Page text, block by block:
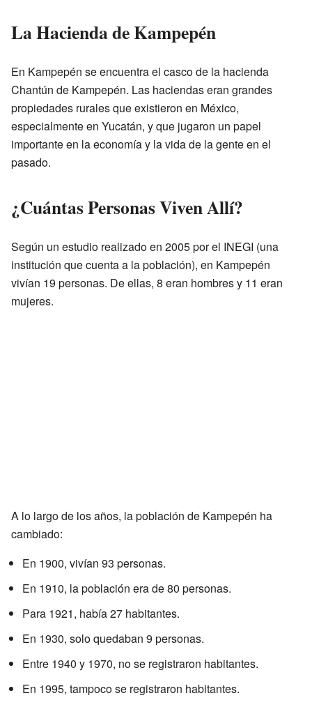
La Hacienda de Kampepén
En Kampepén se encuentra el casco de la hacienda
Chantún de Kampepén. Las haciendas eran grandes
propiedades rurales que existieron en México,
especialmente en Yucatán, y que jugaron un papel
importante en la economía y la vida de la gente en el
pasado.
¿Cuántas Personas Viven Allí?
Según un estudio realizado en 2005 por el INEGI (una
institución que cuenta a la población), en Kampepén
vivían 19 personas. De ellas, 8 eran hombres y 11 eran
mujeres.
A lo largo de los años, la población de Kampepén ha
cambiado:
En 1900, vivían 93 personas.
En 1910, la población era de 80 personas.
Para 1921, había 27 habitantes.
En 1930, solo quedaban 9 personas.
Entre 1940 y 1970, no se registraron habitantes.
En 1995, tampoco se registraron habitantes.